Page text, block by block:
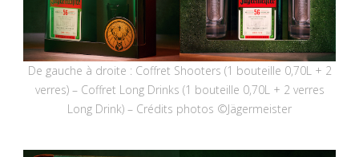
De gauche à droite : Coffret Shooters (1 bouteille 0,70L + 2
verres) – Coffret Long Drinks (1 bouteille 0,70L + 2 verres
Long Drink) – Crédits photos ©Jägermeister